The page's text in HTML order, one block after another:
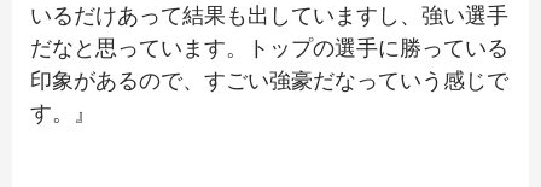
いるだけあって結果も出していますし、強い選手
だなと思っています。トップの選手に勝っている
印象があるので、すごい強豪だなっていう感じで
す。』